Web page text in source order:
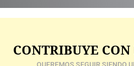
CONTRIBUYE